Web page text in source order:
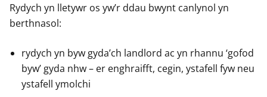
e
l
r
e
r
e
r
c
Rydych yn lletywr os yw’r ddau bwynt canlynol yn
berthnasol:
rydych yn byw gyda’ch landlord ac yn rhannu ‘gofod
byw’ gyda nhw – er enghraifft, cegin, ystafell fyw neu
ystafell ymolchi